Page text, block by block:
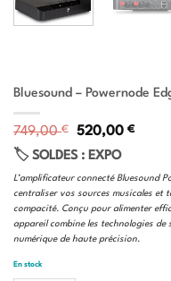
Bluesound – Powernode
749,00€
Le
initial
était :
749,00 €.
520,00€Le
est :
🏷️ SOLDES : EXPO
L’amplificateur connecté Bluesound
centraliser vos sources musicales et
compacité. Conçu pour alimenter
appareil combine les technologies
numérique de haute précision.
En stock